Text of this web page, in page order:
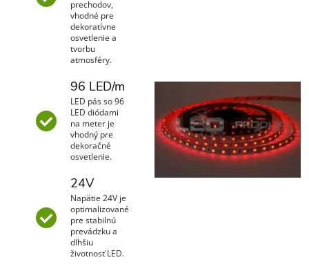
prechodov,
vhodné pre
dekoratívne
osvetlenie a
tvorbu
atmosféry.
96 LED/m
LED pás so 96
LED diódami
na meter je
vhodný pre
dekoračné
osvetlenie.
24V
Napätie 24V je
optimalizované
pre stabilnú
prevádzku a
dlhšiu
životnosť LED.